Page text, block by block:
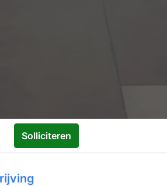
Solliciteren